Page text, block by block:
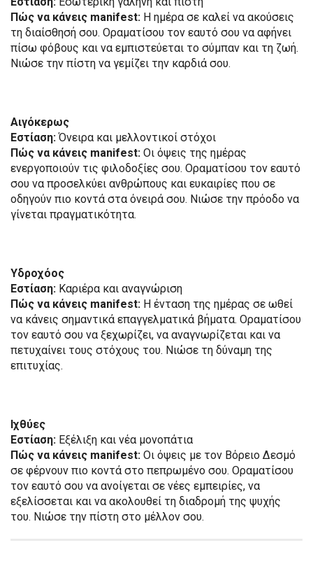
Πώς να κάνεις manifest: Η ημέρα σε καλεί να ακούσεις
τη διαίσθησή σου. Οραματίσου τον εαυτό σου να αφήνει
πίσω φόβους και να εμπιστεύεται το σύμπαν και τη ζωή.
Νιώσε την πίστη να γεμίζει την καρδιά σου.
Αιγόκερως
Εστίαση:Όνειρα και μελλοντικοί στόχοι
Πώς να κάνεις manifest: Οι όψεις της ημέρας
ενεργοποιούν τις φιλοδοξίες σου. Οραματίσου τον εαυτό
σου να προσελκύει ανθρώπους και ευκαιρίες που σε
οδηγούν πιο κοντά στα όνειρά σου. Νιώσε την πρόοδο να
γίνεται πραγματικότητα.
Υδροχόος
Εστίαση: Καριέρα και αναγνώριση
Πώς να κάνεις manifest: Η ένταση της ημέρας σε ωθεί
να κάνεις σημαντικά επαγγελματικά βήματα. Οραματίσου
τον εαυτό σου να ξεχωρίζει, να αναγνωρίζεται και να
πετυχαίνει τους στόχους του. Νιώσε τη δύναμη της
επιτυχίας.
Ιχθύες
Εστίαση: Εξέλιξη και νέα μονοπάτια
Πώς να κάνεις manifest: Οι όψεις με τον Βόρειο Δεσμό
σε φέρνουν πιο κοντά στο πεπρωμένο σου. Οραματίσου
τον εαυτό σου να ανοίγεται σε νέες εμπειρίες, να
εξελίσσεται και να ακολουθεί τη διαδρομή της ψυχής
του. Νιώσε την πίστη στο μέλλον σου.